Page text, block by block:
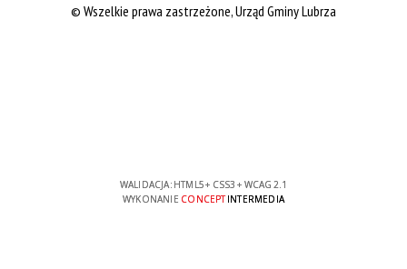
© Wszelkie prawa zastrzeżone, Urząd Gminy Lubrza
WALIDACJA: HTML5+ CSS3 + WCAG 2.1
WYKONANIE CONCEPTINTERMEDIA